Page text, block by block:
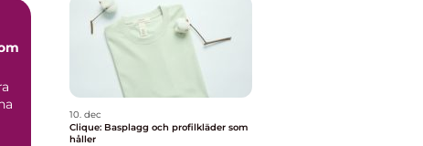
10. dec
Clique: Basplagg och profilkläder som
håller